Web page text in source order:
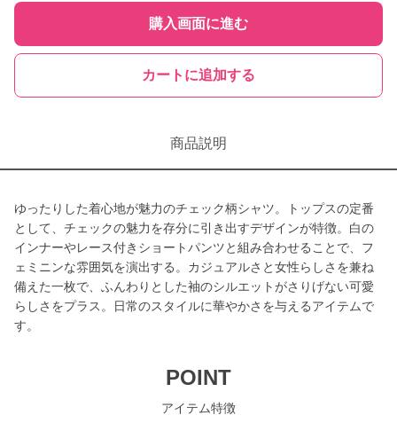
購入画面に進む
カートに追加する
商品説明
ゆったりした着心地が魅力のチェック柄シャツ。トップスの定番
として、チェックの魅力を存分に引き出すデザインが特徴。白の
インナーやレース付きショートパンツと組み合わせることで、フ
ェミニンな雰囲気を演出する。カジュアルさと女性らしさを兼ね
備えた一枚で、ふんわりとした袖のシルエットがさりげない可愛
らしさをプラス。日常のスタイルに華やかさを与えるアイテムで
す。
POINT
アイテム特徴